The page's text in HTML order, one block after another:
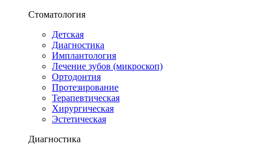
Стоматология
Детская
Диагностика
Имплантология
Лечение зубов (микроскоп)
Ортодонтия
Протезирование
Терапевтическая
Хирургическая
Эстетическая
Диагностика